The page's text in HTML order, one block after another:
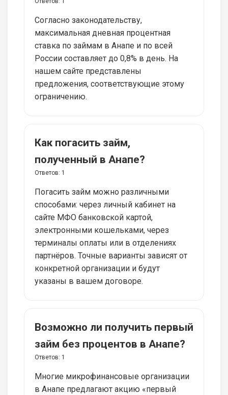
Согласно законодательству,
максимальная дневная процентная
ставка по займам в Анапе и по всей
России составляет до 0,8% в день. На
нашем сайте представлены
предложения, соответствующие этому
ограничению.
Как погасить займ,
полученный в Анапе?
Ответов: 1
Погасить займ можно различными
способами: через личный кабинет на
сайте МФО банковской картой,
электронными кошельками, через
терминалы оплаты или в отделениях
партнёров. Точные варианты зависят от
конкретной организации и будут
указаны в вашем договоре.
Возможно ли получить первый
займ без процентов в Анапе?
Ответов: 1
Многие микрофинансовые организации
в Анапе предлагают акцию «первый